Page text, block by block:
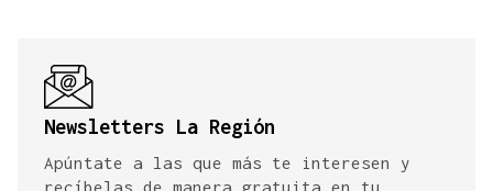
Newsletters La Región
Apúntate a las que más te interesen y
recíbelas de manera gratuita en tu